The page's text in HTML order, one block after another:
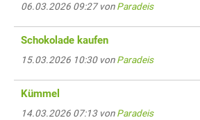
06.03.2026 09:27 vonParadeis
Schokolade kaufen
15.03.2026 10:30 vonParadeis
Kümmel
14.03.2026 07:13 vonParadeis